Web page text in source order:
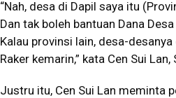
“Nah, desa di Dapil saya itu
Dan tak boleh bantuan Dana
Kalau provinsi lain, desa-
Raker kemarin,” kata Cen Sui
Justru itu, Cen Sui Lan meminta